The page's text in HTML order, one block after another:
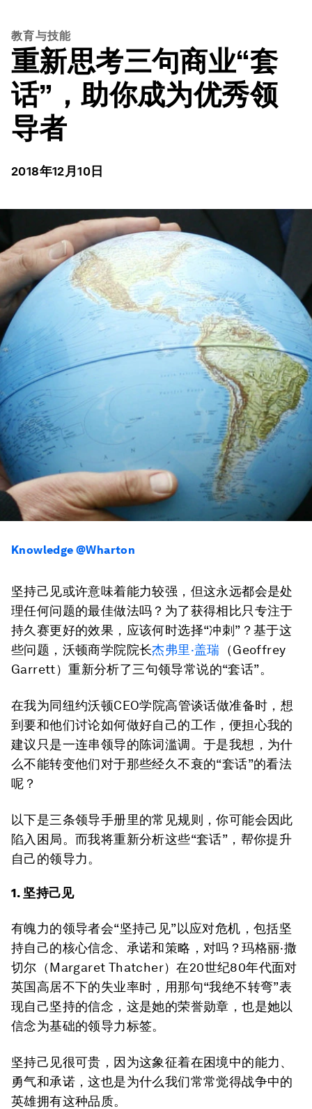
教育与技能
重新思考三句商业“套
话”，助你成为优秀领
导者
2018年12月10日
Knowledge @Wharton
坚持己见或许意味着能力较强，但这永远都会是处
理任何问题的最佳做法吗？为了获得相比只专注于
持久赛更好的效果，应该何时选择“冲刺”？基于这
些问题，沃顿商学院院长杰弗里·盖瑞 （Geoffrey
Garrett）重新分析了三句领导常说的“套话”。
在我为同纽约沃顿CEO学院高管谈话做准备时，想
到要和他们讨论如何做好自己的工作，便担心我的
建议只是一连串领导的陈词滥调。于是我想，为什
么不能转变他们对于那些经久不衰的“套话”的看法
呢？
以下是三条领导手册里的常见规则，你可能会因此
陷入困局。而我将重新分析这些“套话”，帮你提升
自己的领导力。
1. 坚持己见
有魄力的领导者会“坚持己见”以应对危机，包括坚
持自己的核心信念、承诺和策略，对吗？玛格丽·撒
切尔（Margaret Thatcher）在20世纪80年代面对
英国高居不下的失业率时，用那句“我绝不转弯”表
现自己坚持的信念，这是她的荣誉勋章，也是她以
信念为基础的领导力标签。
坚持己见很可贵，因为这象征着在困境中的能力、
勇气和承诺，这也是为什么我们常常觉得战争中的
英雄拥有这种品质。